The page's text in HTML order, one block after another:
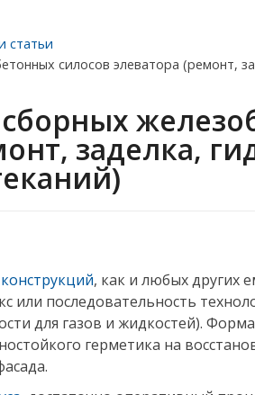
статьи
силосов элеватора (ремонт,
заделка,
, как и любых других
или последовательность
для газов и жидкостей).
герметика на